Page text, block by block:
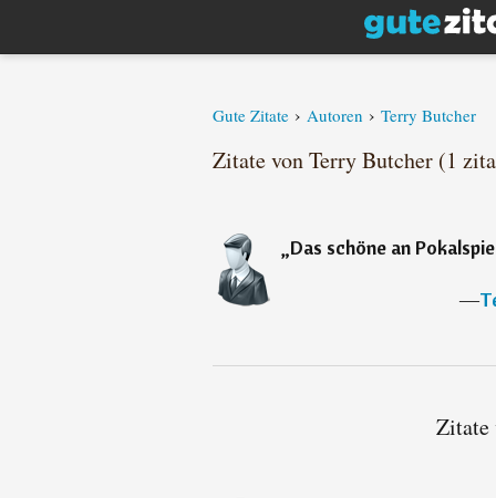
Gute Zitate › Autoren › Terry Butcher
Zitate von Terry Butcher (1
„Das schöne an
―
Zitate